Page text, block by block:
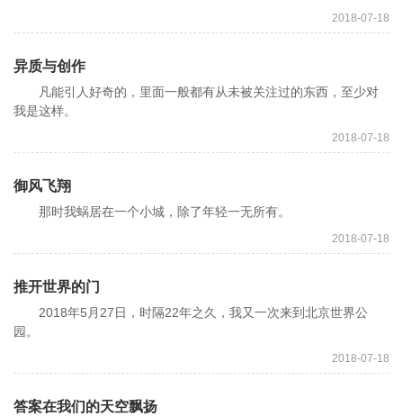
2018-07-18
异质与创作
凡能引人好奇的，里面一般都有从未被关注过的东西，至少对
我是这样。
2018-07-18
御风飞翔
那时我蜗居在一个小城，除了年轻一无所有。
2018-07-18
推开世界的门
2018年5月27日，时隔22年之久，我又一次来到北京世界公
园。
2018-07-18
答案在我们的天空飘扬